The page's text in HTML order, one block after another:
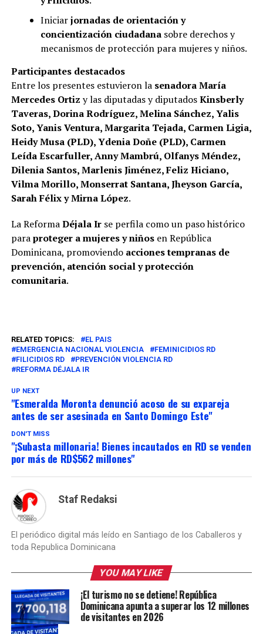
Iniciarjornadas de orientación y
concientización ciudadanasobre derechos y
mecanismos de protección para mujeres y niños.
Participantes destacados
Entre los presentes estuvieron la senadora María
Mercedes Ortiz y las diputadas y diputadosKinsberly
Taveras, Dorina Rodríguez, Melina Sánchez, Yalis
Soto, Yanis Ventura, Margarita Tejada, Carmen Ligia,
Heidy Musa (PLD), Ydenia Doñe (PLD), Carmen
Leída Escarfuller, Anny Mambrú, Olfanys Méndez,
Dilenia Santos, Marlenis Jiménez, Feliz Hiciano,
Vilma Morillo, Monserrat Santana, Jheyson García,
Sarah Félix y Mirna López.
La ReformaDéjala Irse perfila como un paso histórico
paraproteger a mujeres y niñosen República
Dominicana, promoviendo acciones tempranas de
prevención, atención social y protección
comunitaria.
RELATED TOPICS:
EL PAIS
EMERGENCIA NACIONAL VIOLENCIA
FEMINICIDIOS RD
FILICIDIOS RD
PREVENCIÓN VIOLENCIA RD
REFORMA DÉJALA IR
UP NEXT
"Esmeralda Moronta denunció acoso de su expareja
antes de ser asesinada en Santo Domingo Este"
DON'T MISS
"¡Subasta millonaria! Bienes incautados en RD se venden
por más de RD$562 millones"
Staf Redaksi
El periódico digital más leído en Santiago de los Caballeros y
toda Republica Dominicana
YOU MAY LIKE
¡El turismo no se detiene! República
Dominicana apunta a superar los 12 millones
de visitantes en 2026